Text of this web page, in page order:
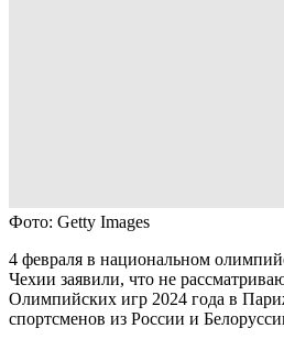
Фото: Getty Images
4 февраля в национальном
Чехии заявили, что не
Олимпийских игр 2024 года в
спортсменов из России и